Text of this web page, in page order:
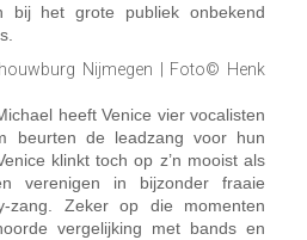
bij het grote publiek onbekend
heeft Venice vier vocalisten
beurten de leadzang voor hun
klinkt toch op z’n mooist als
verenigen in bijzonder fraaie
zang. Zeker op die momenten
vergelijking met bands en